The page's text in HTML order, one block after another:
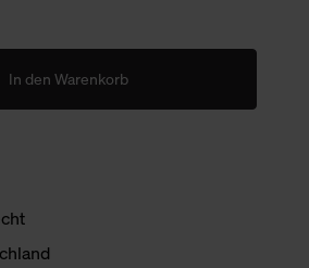
In den Warenkorb